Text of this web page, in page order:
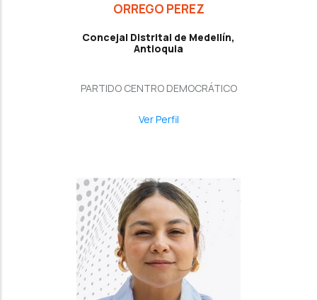
ORREGO PEREZ
Concejal Distrital de Medellín,
Antioquia
PARTIDO CENTRO DEMOCRÁTICO
Ver Perfil